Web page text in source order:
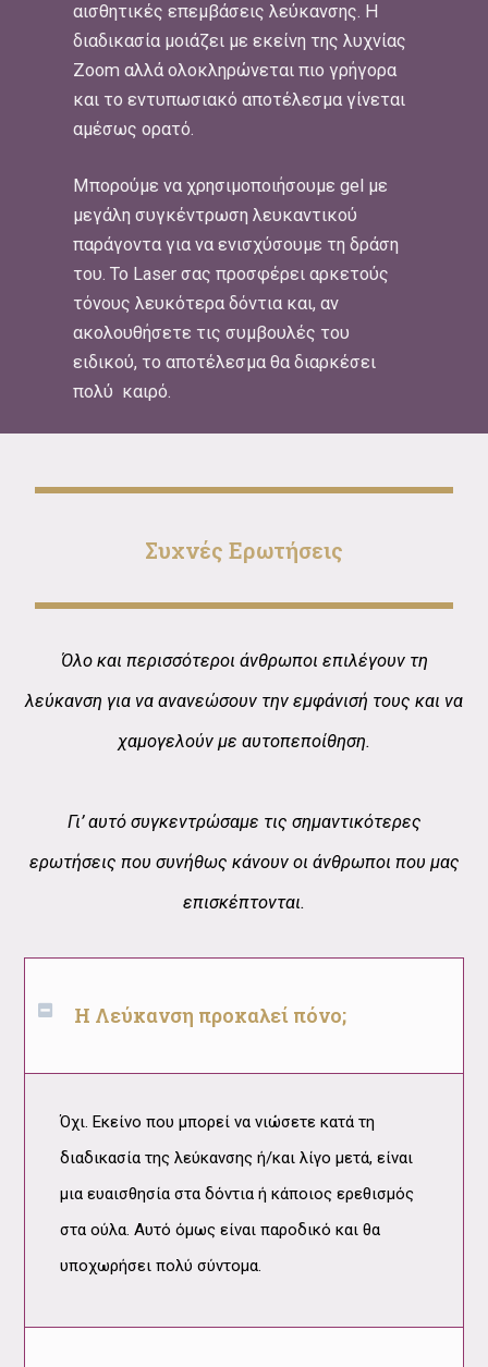
αισθητικές επεμβάσεις λεύκανσης. Η
διαδικασία μοιάζει με εκείνη της λυχνίας
Zoom αλλά ολοκληρώνεται πιο γρήγορα
και το εντυπωσιακό αποτέλεσμα γίνεται
αμέσως ορατό.
Μπορούμε να χρησιμοποιήσουμε gel με
μεγάλη συγκέντρωση λευκαντικού
παράγοντα για να ενισχύσουμε τη δράση
του. Το Laser σας προσφέρει αρκετούς
τόνους λευκότερα δόντια και, αν
ακολουθήσετε τις συμβουλές του
ειδικού, το αποτέλεσμα θα διαρκέσει
πολύ καιρό.
Συχνές Ερωτήσεις
Όλο και περισσότεροι άνθρωποι επιλέγουν τη
λεύκανση για να ανανεώσουν την εμφάνισή τους και να
χαμογελούν με αυτοπεποίθηση.
Γι’ αυτό συγκεντρώσαμε τις σημαντικότερες
ερωτήσεις που συνήθως κάνουν οι άνθρωποι που μας
επισκέπτονται.
Η Λεύκανση προκαλεί πόνο;
Όχι. Εκείνο που μπορεί να νιώσετε κατά τη
διαδικασία της λεύκανσης ή/και λίγο μετά, είναι
μια ευαισθησία στα δόντια ή κάποιος ερεθισμός
στα ούλα. Αυτό όμως είναι παροδικό και θα
υποχωρήσει πολύ σύντομα.